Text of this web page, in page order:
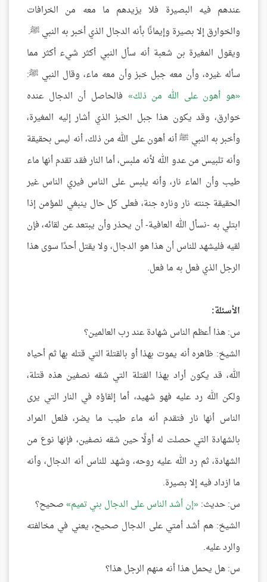
عندهم فيه البصيرة فلا يزيدهم ما معه من الخرافات
والخوارق إلا بصيرة وإيمانًا بأنه الدجال الذي أخبر به النبي ﷺ.
ويقول المغيرة بن شعبة أنه سأل النبي أكثر شيء أكثر مما
سأله غيره، وأن معه جبل خبز وأن معه ماء، وقال النبي ﷺ:
هو أهون على الله من ذلك
فالحاصل أن الدجال عنده
خوارق، وقد يكون هذا جبل الخبز الذي أشار إليه المغيرة،
وأخبر به النبي ﷺ أنه أهون على الله من ذلك، أنه ليس بحقيقة
وأنه تلبيس من عدو الله لأنه ملبس، أما النار فقد تقدم أنها ماء
طيب وأن الماء نار، وأنه يلبس على الناس فيري الناس غير
الحقيقة جنته نار وناره جنة، فعلى كل حال ينبغي للمؤمن إذا
ابتلي به -نسأل الله العافية- أن يحذر وأن يبتعد عن لقائه، فإن
لقيه فليشهد للناس أن هذا هو الدجال، ولا يقتل أحدًا سوى هذا
الرجل الذي فعل به ما فعل.
الأسئلة:
س: هذا أعظم الناس شهادة عند رب العالمين؟
الشيخ: ظاهره أنه يموت بهذا أو بالقتلة التي قتله بها ثم أحياه
الله، قد يكون أراد بهذا القتلة التي شقه نصفين هذه قتلة،
ولكن الله رد عليه فهو شهيد، أما إلقاؤه في النار التي يرى
الناس أنها نار فتقدم أنه ماء طيب ما يضر، فلعل المراد
بالشهادة التي حصلت له أولًا حين شقه نصفين، فإنها نوع من
الشهادة، ثم رد الله عليه روحه، وشهد للناس أنه الدجال، وأنه
ما ازداد فيه إلا بصيرة.
س: حديث: إن أشد الناس على الدجال بني تميم صحيح؟
الشيخ: هم أشد أمتي على الدجال صحيح، يعني في مخالفته
والرد عليه.
س: هل يحمل هذا أنه منهم الرجل هذا؟